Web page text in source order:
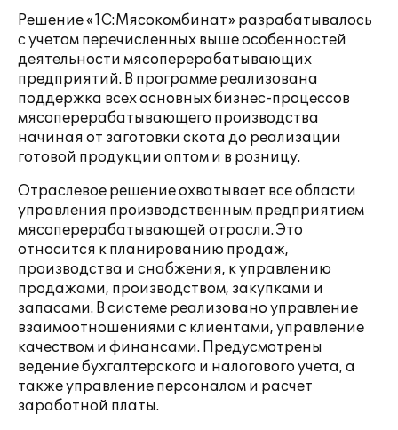
Решение «1С:Мясокомбинат» разрабатывалось
с учетом перечисленных выше особенностей
деятельности мясоперерабатывающих
предприятий. В программе реализована
поддержка всех основных бизнес-процессов
мясоперерабатывающего производства
начиная от заготовки скота до реализации
готовой продукции оптом и в розницу.
Отраслевое решение охватывает все области
управления производственным предприятием
мясоперерабатывающей отрасли. Это
относится к планированию продаж,
производства и снабжения, к управлению
продажами, производством, закупками и
запасами. В системе реализовано управление
взаимоотношениями с клиентами, управление
качеством и финансами. Предусмотрены
ведение бухгалтерского и налогового учета, а
также управление персоналом и расчет
заработной платы.